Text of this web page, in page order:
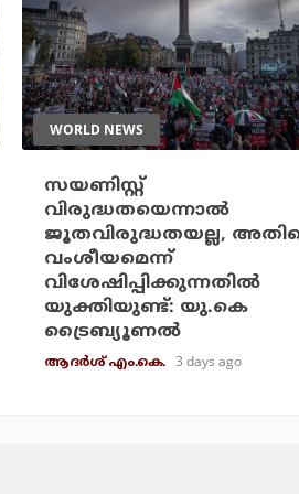
WORLD NEWS
സയണിസ്റ്റ്
വിരുദ്ധതയെന്നാല്‍
ജൂതവിരുദ്ധതയല്ല,
വംശീയമെന്ന്
വിശേഷിപ്പിക്കുന്നതില്‍
യുക്തിയുണ്ട്: യു.കെ
ട്രൈബ്യൂണല്‍
ആദർശ് എം.കെ. 3 days ago